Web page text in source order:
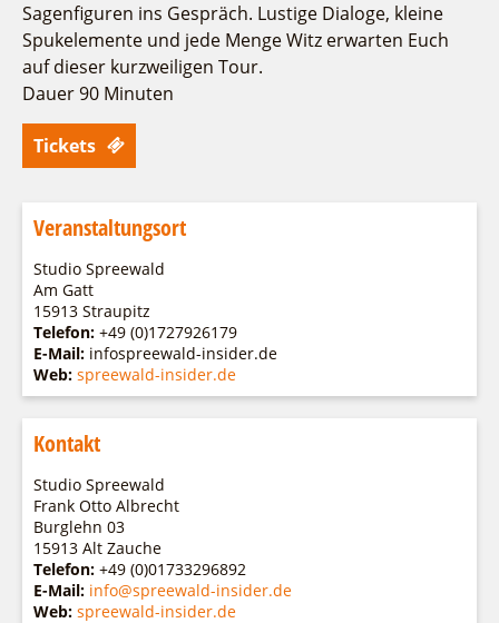
Zu Fuß
Aktiverlebnisse
Buchbare Angebote
Individuell
Touristinformationen
Fremdenverkehrsvereine
Kahnfahrten
Spreewälder Seecamping
Campingplatz am Mochowsee
Campingplatz Jessern
Veranstaltungskalender
Veranstaltungshöhepunkte
Regionalentwicklung
Bürgerbus
Q-Gemeinde Schwielochsee
Staatlich anerkannter Erholungsort Goyatz
Mein Brandenburg – Infostelen
Unternehmensbetreuung
WFG
Service
Aktuelles
Infomaterial
Warenkorb
Sagenfiguren ins Gespräch. Lustige Dialoge, kleine
Spukelemente und jede Menge Witz erwarten Euch
auf dieser kurzweiligen Tour.
Dauer 90 Minuten
Tickets
Veranstaltungsort
Studio Spreewald
Am Gatt
15913 Straupitz
Telefon: +49 (0)1727926179
E-Mail: infospreewald-insider.de
Web: spreewald-insider.de
Kontakt
Studio Spreewald
Frank Otto Albrecht
Burglehn 03
15913 Alt Zauche
Telefon: +49 (0)01733296892
E-Mail: info@spreewald-insider.de
Web: spreewald-insider.de